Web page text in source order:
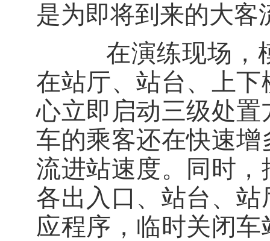
是为即将到来的大客
在演练现场，模
在站厅、站台、上
心立即启动三级处
车的乘客还在快速
流进站速度。同时
各出入口、站台、
应程序，临时关闭